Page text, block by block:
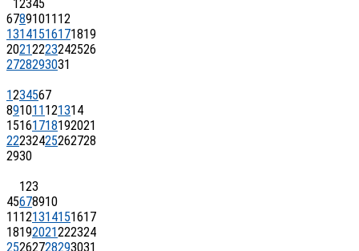
12345
67891011 12
13141516171819
20212223242526
2728293031
1234567
891011 121314
15161718192021
22232425262728
2930
123
45678910
11 121314151617
18192021222324
25262728293031